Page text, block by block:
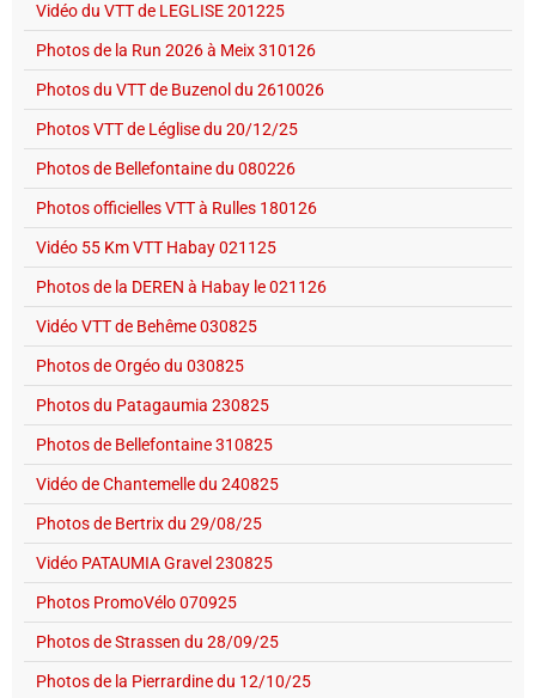
Vidéo du VTT de LEGLISE 201225
Photos de la Run 2026 à Meix 310126
Photos du VTT de Buzenol du 2610026
Photos VTT de Léglise du 20/12/25
Photos de Bellefontaine du 080226
Photos officielles VTT à Rulles 180126
Vidéo 55 Km VTT Habay 021125
Photos de la DEREN à Habay le 021126
Vidéo VTT de Behême 030825
Photos de Orgéo du 030825
Photos du Patagaumia 230825
Photos de Bellefontaine 310825
Vidéo de Chantemelle du 240825
Photos de Bertrix du 29/08/25
Vidéo PATAUMIA Gravel 230825
Photos PromoVélo 070925
Photos de Strassen du 28/09/25
Photos de la Pierrardine du 12/10/25